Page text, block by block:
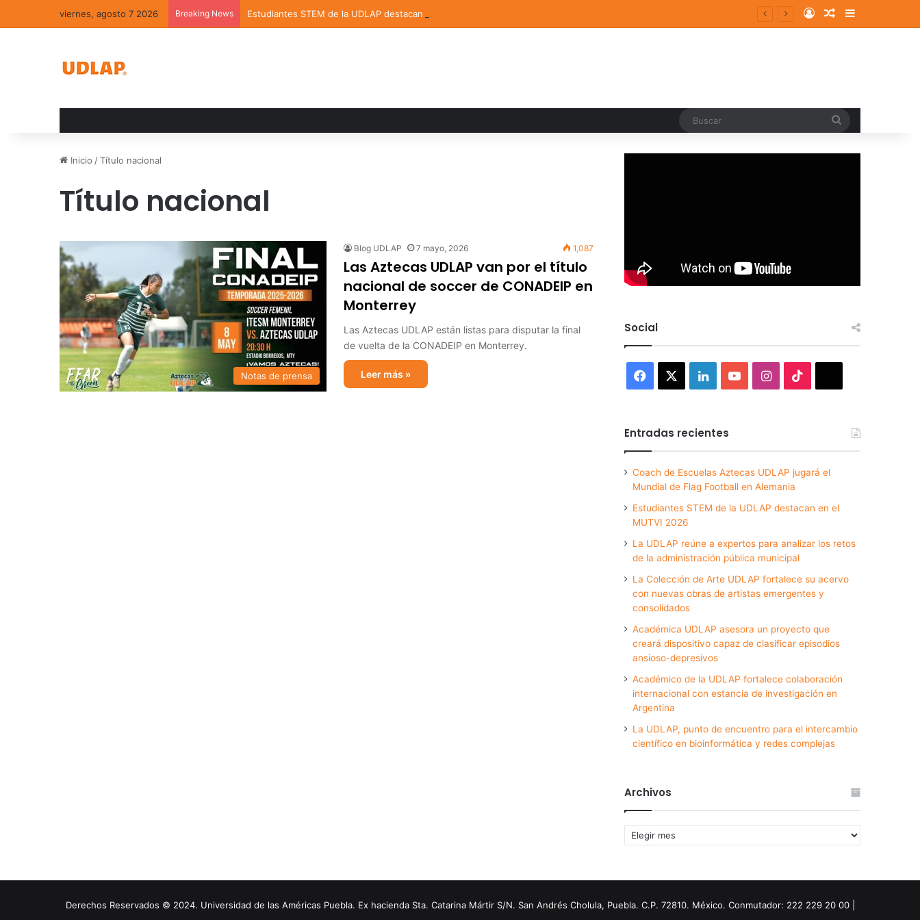
viernes, agosto 7 2026 Breaking News Estudiantes STEM de la UDLAP destacan en el MUTVI 2026 Log InRandom Article
Sidebar
Inicio /Título nacional
Título nacional
Notas de prensa
Blog UDLAP 7 mayo, 2026 1,087
Las Aztecas UDLAP van por el título
nacional de soccer de CONADEIP en
Monterrey
Las Aztecas UDLAP están listas para disputar la final
de vuelta de la CONADEIP en Monterrey.
Leer más »
Social
Facebook LinkedInYouTubeInstagram
Entradas recientes
Coach de Escuelas Aztecas UDLAP jugará el
Mundial de Flag Football en Alemania
Estudiantes STEM de la UDLAP destacan en el
MUTVI 2026
La UDLAP reúne a expertos para analizar los retos
de la administración pública municipal
La Colección de Arte UDLAP fortalece su acervo
con nuevas obras de artistas emergentes y
consolidados
Académica UDLAP asesora un proyecto que
creará dispositivo capaz de clasificar episodios
ansioso-depresivos
Académico de la UDLAP fortalece colaboración
internacional con estancia de investigación en
Argentina
La UDLAP, punto de encuentro para el intercambio
científico en bioinformática y redes complejas
Archivos
Archivos
Derechos Reservados © 2024. Universidad de las Américas Puebla. Ex hacienda Sta. Catarina Mártir S/N. San Andrés Cholula, Puebla. C.P. 72810. México. Conmutador: 222 229 20 00 |